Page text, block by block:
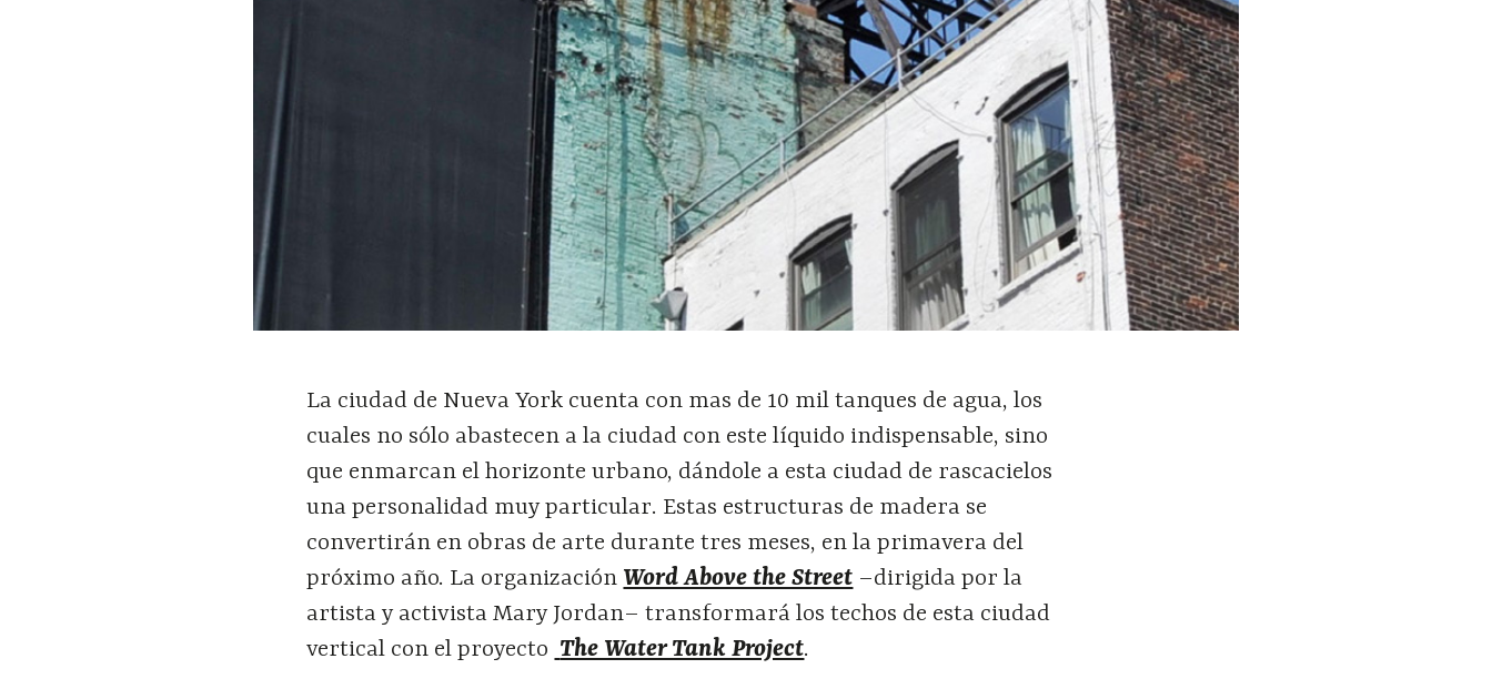
La ciudad de Nueva York cuenta con mas de 10 mil tanques de agua, los
cuales no sólo abastecen a la ciudad con este líquido indispensable, sino
que enmarcan el horizonte urbano, dándole a esta ciudad de rascacielos
una personalidad muy particular. Estas estructuras de madera se
convertirán en obras de arte durante tres meses, en la primavera del
próximo año. La organización Word Above the Street –dirigida por la
artista y activista Mary Jordan– transformará los techos de esta ciudad
vertical con el proyecto The Water Tank Project.